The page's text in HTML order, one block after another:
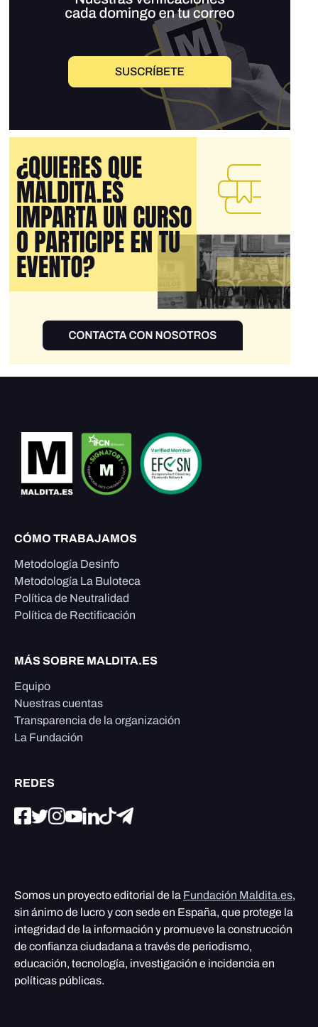
CÓMO TRABAJAMOS
Metodología Desinfo
Metodología La Buloteca
Política de Neutralidad
Política de Rectificación
MÁS SOBRE MALDITA.ES
Equipo
Nuestras cuentas
Transparencia de la organización
La Fundación
REDES
Somos un proyecto editorial de la Fundación Maldita.es,
sin ánimo de lucro y con sede en España, que protege la
integridad de la información y promueve la construcción
de confianza ciudadana a través de periodismo,
educación, tecnología, investigación e incidencia en
políticas públicas.